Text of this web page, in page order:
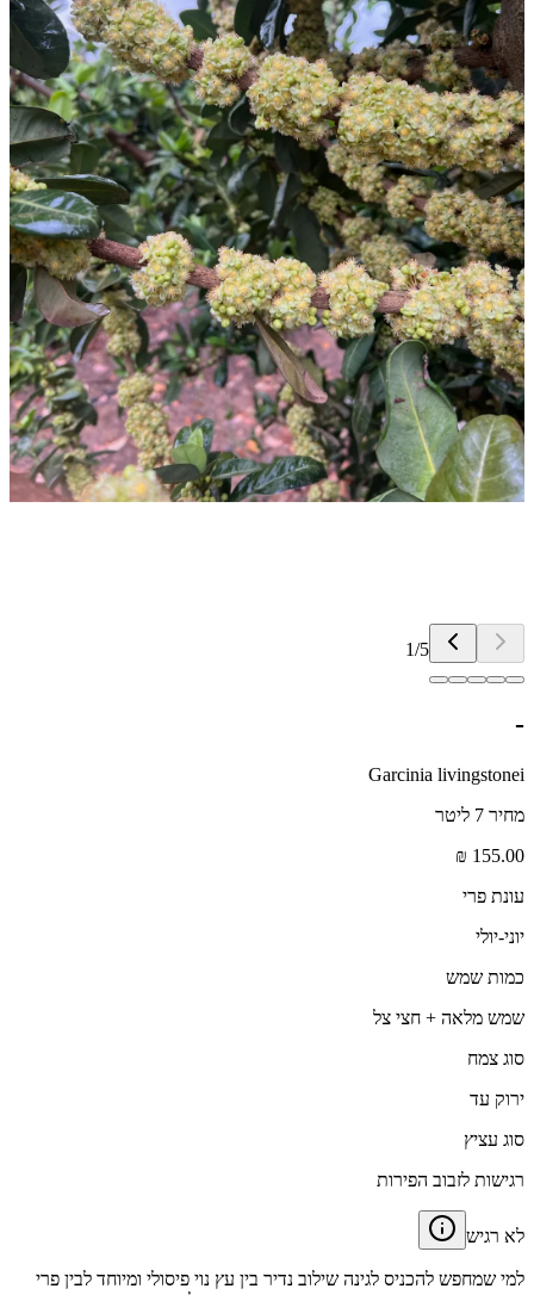
1/5
-
Garcinia livingstonei
מחיר 7 ליטר
155.00 ₪
עונת פרי
יוני-יולי
כמות שמש
שמש מלאה + חצי צל
סוג צמח
ירוק עד
סוג עציץ
רגישות לזבוב הפירות
לא רגיש
למי שמחפש להכניס לגינה שילוב נדיר בין עץ נוי פיסולי ומיוחד לבין פרי